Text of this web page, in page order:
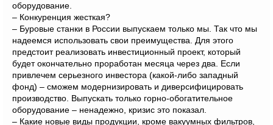
оборудование.
– Конкуренция жесткая?
– Буровые станки в России выпускаем только мы. Так что мы
надеемся использовать свои преимущества. Для этого
предстоит реализовать инвестиционный проект, который
будет окончательно проработан месяца через два. Если
привлечем серьезного инвестора (какой-либо западный
фонд) – сможем модернизировать и диверсифицировать
производство. Выпускать только горно-обогатительное
оборудование – ненадежно, кризис это показал.
– Какие новые виды продукции, кроме вакуумных фильтров,